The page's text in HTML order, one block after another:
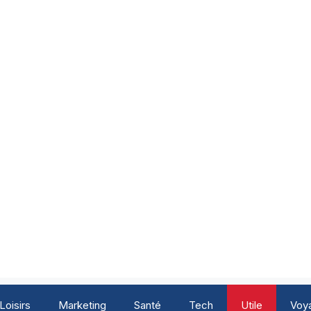
Loisirs Marketing Santé Tech Utile